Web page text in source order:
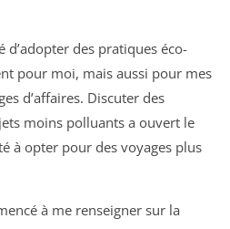
d’adopter des pratiques éco-
pour moi, mais aussi pour mes
d’affaires. Discuter des
moins polluants a ouvert le
à opter pour des voyages plus
à me renseigner sur la